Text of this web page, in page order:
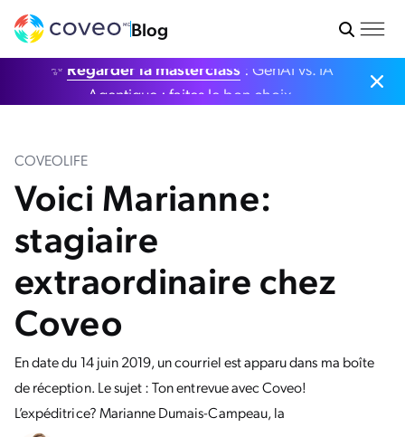
Blog
✨ Regarder la masterclass : GenAI vs. IA
Agentique : faites le bon choix.
COVEOLIFE
Voici Marianne:
stagiaire
extraordinaire chez
Coveo
En date du 14 juin 2019, un courriel est apparu dans ma boîte
de réception. Le sujet : Ton entrevue avec Coveo!
L’expéditrice? Marianne Dumais-Campeau, la